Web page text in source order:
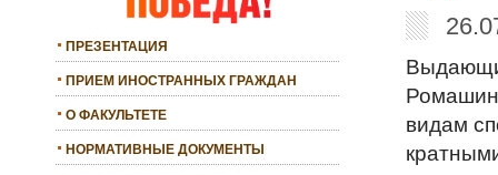
ПРЕЗЕНТАЦИЯ
ПРИЕМ ИНОСТРАННЫХ ГРАЖДАН
О ФАКУЛЬТЕТЕ
НОРМАТИВНЫЕ ДОКУМЕНТЫ
видам